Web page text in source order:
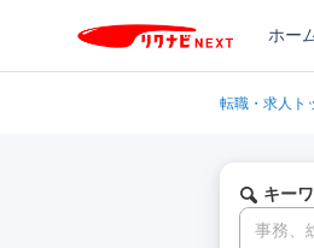
ホー
転職・求人ト
キー